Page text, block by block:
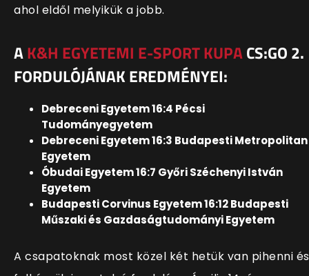
ahol eldől melyikük a jobb.
AK&H EGYETEMI E-SPORT KUPACS:GO 2.
FORDULÓJÁNAK EREDMÉNYEI:
Debreceni Egyetem 16:4 Pécsi
Tudományegyetem
Debreceni Egyetem 16:3 Budapesti Metropolitan
Egyetem
Óbudai Egyetem 16:7 Győri Széchenyi István
Egyetem
Budapesti Corvinus Egyetem 16:12 Budapesti
Műszaki és Gazdaságtudományi Egyetem
A csapatoknak most közel két hetük van pihenni és